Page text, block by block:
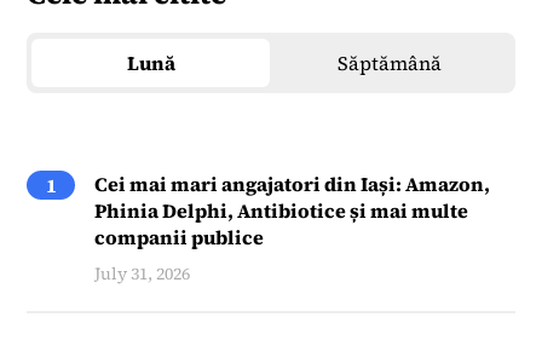
Lună Săptămână
1
Cei mai mari angajatori din Iași: Amazon,
Phinia Delphi, Antibiotice și mai multe
companii publice
July 31, 2026